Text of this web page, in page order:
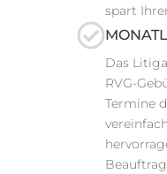
spart
Das
RVG-
Termine